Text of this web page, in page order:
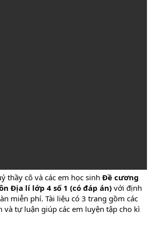
thầy cô và các em học sinh Đề cương
Địa lí lớp 4 số 1 (có đáp án)với định
miễn phí. Tài liệu có 3 trang gồm các
và tự luận giúp các em luyện tập cho kì